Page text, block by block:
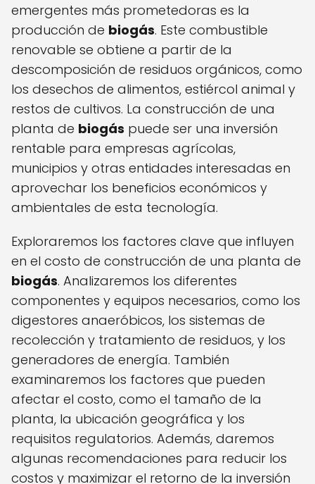
emergentes más prometedoras es la
producción de biogás. Este combustible
renovable se obtiene a partir de la
descomposición de residuos orgánicos, como
los desechos de alimentos, estiércol animal y
restos de cultivos. La construcción de una
planta de biogás puede ser una inversión
rentable para empresas agrícolas,
municipios y otras entidades interesadas en
aprovechar los beneficios económicos y
ambientales de esta tecnología.
Exploraremos los factores clave que influyen
en el costo de construcción de una planta de
biogás. Analizaremos los diferentes
componentes y equipos necesarios, como los
digestores anaeróbicos, los sistemas de
recolección y tratamiento de residuos, y los
generadores de energía. También
examinaremos los factores que pueden
afectar el costo, como el tamaño de la
planta, la ubicación geográfica y los
requisitos regulatorios. Además, daremos
algunas recomendaciones para reducir los
costos y maximizar el retorno de la inversión